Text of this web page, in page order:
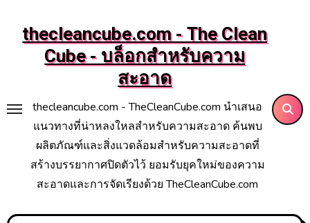
contentthecleancube.com - The Clean
Cube - บล็อกสำหรับความ
สะอาด
thecleancube.com - TheCleanCube.com นำเสนอ
แนวทางที่น่าหลงใหลสำหรับความสะอาด ค้นพบ
ผลิตภัณฑ์และสิ่งแวดล้อมสำหรับความสะอาดที่
สร้างบรรยากาศปิดตัวไว้ ยอมรับยุคใหม่ของความ
สะอาดและการจัดเรียงด้วย TheCleanCube.com